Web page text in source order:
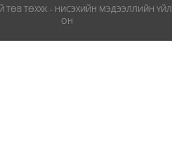
ТӨХХК - НИСЭХИЙН МЭДЭЭЛЛИЙН
ОН